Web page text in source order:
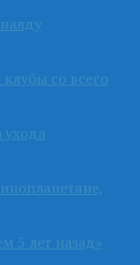
со всего
5 лет назад»